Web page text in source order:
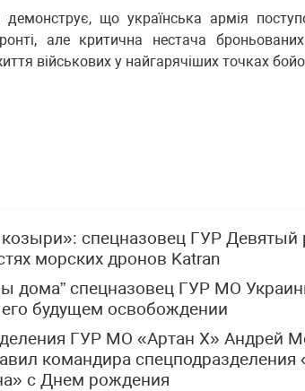
що українська армія
але критична нестача броньованих
військових у найгарячіших точках
спецназовец ГУР Девятый
морских дронов Katran
дома” спецназовец ГУР МО
будущем освобождении
ГУР МО «Артан Х» Андрей
командира спецподразделения
с Днем рождения